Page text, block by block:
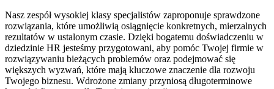
Nasz zespół wysokiej klasy specjalistów zaproponuje sprawdzone
rozwiązania, które umożliwią osiągnięcie konkretnych, mierzalnych
rezultatów w ustalonym czasie. Dzięki bogatemu doświadczeniu w
dziedzinie HR jesteśmy przygotowani, aby pomóc Twojej firmie w
rozwiązywaniu bieżących problemów oraz podejmować się
większych wyzwań, które mają kluczowe znaczenie dla rozwoju
Twojego biznesu. Wdrożone zmiany przyniosą długoterminowe